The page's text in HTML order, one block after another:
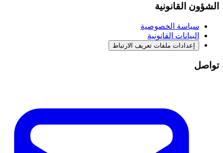
الشؤون القانونية
سياسة الخصوصية
البيانات القانونية
إعدادات ملفات تعريف الارتباط
تواصل